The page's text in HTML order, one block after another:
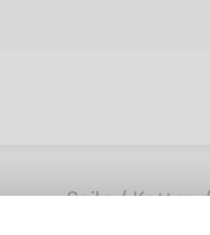
Seile / Ketten